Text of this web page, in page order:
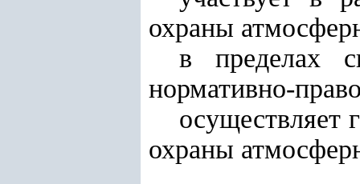
охраны
в пределах
нормативно-
осуществляет
охраны